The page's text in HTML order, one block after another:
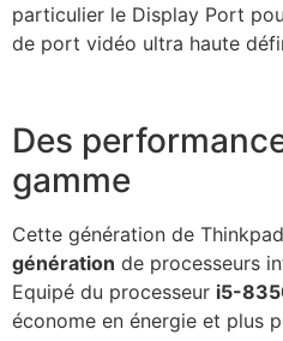
particulier le Display Port
de port vidéo ultra haute
Des
gamme
Cette génération de
génération de processeurs
Equipé du processeur i5-
économe en énergie et plus